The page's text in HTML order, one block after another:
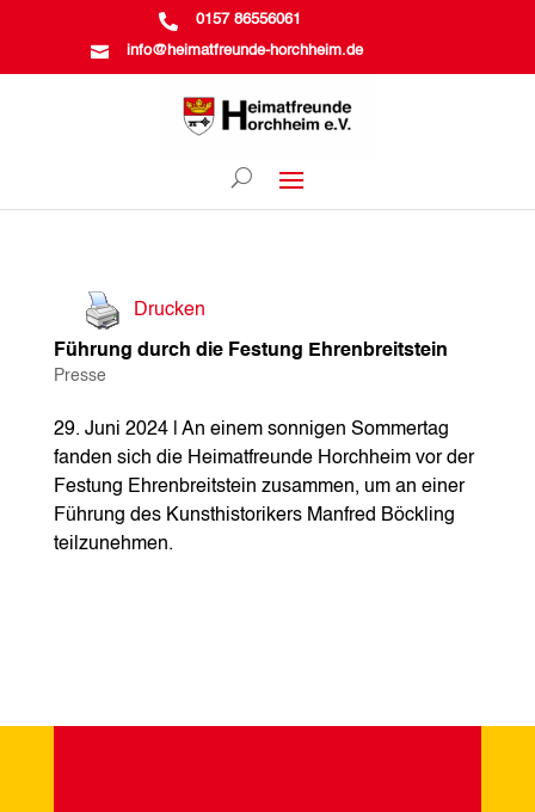
 0157 86556061
 info@heimatfreunde-horchheim.de
Drucken
Führung durch die Festung Ehrenbreitstein
Presse
29. Juni 2024 | An einem sonnigen Sommertag
fanden sich die Heimatfreunde Horchheim vor der
Festung Ehrenbreitstein zusammen, um an einer
Führung des Kunsthistorikers Manfred Böckling
teilzunehmen.